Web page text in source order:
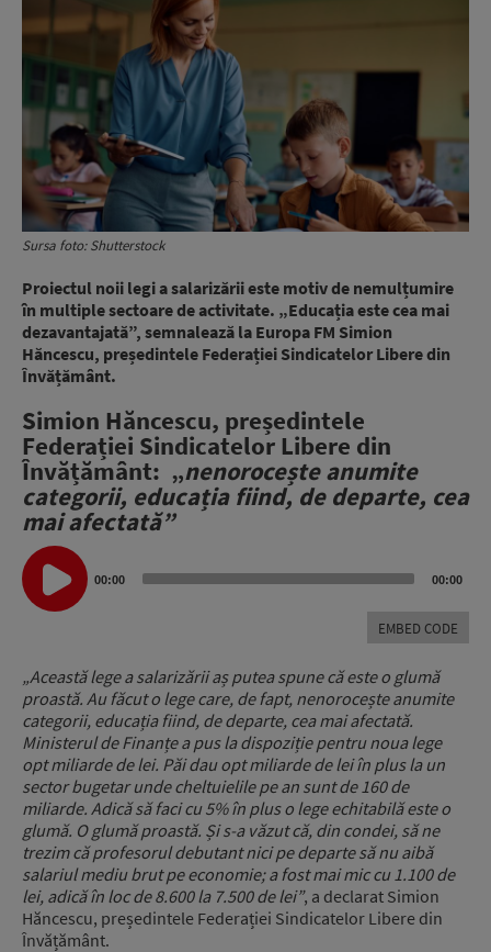
Sursa foto: Shutterstock
Proiectul noii legi a salarizării este motiv de nemulțumire
în multiple sectoare de activitate. „Educația este cea mai
dezavantajată”, semnalează la Europa FM Simion
Hăncescu, președintele Federației Sindicatelor Libere din
Învățământ.
Simion Hăncescu, președintele
Federației Sindicatelor Libere din
Învățământ: „nenorocește anumite
categorii, educația fiind, de departe, cea
mai afectată”
Audio
Player
00:00 00:00
EMBED CODE
„Această lege a salarizării aș putea spune că este o glumă
proastă. Au făcut o lege care, de fapt, nenorocește anumite
categorii, educația fiind, de departe, cea mai afectată.
Ministerul de Finanțe a pus la dispoziție pentru noua lege
opt miliarde de lei. Păi dau opt miliarde de lei în plus la un
sector bugetar unde cheltuielile pe an sunt de 160 de
miliarde. Adică să faci cu 5% în plus o lege echitabilă este o
glumă. O glumă proastă. Și s-a văzut că, din condei, să ne
trezim că profesorul debutant nici pe departe să nu aibă
salariul mediu brut pe economie; a fost mai mic cu 1.100 de
lei, adică în loc de 8.600 la 7.500 de lei”, a declarat Simion
Hăncescu, președintele Federației Sindicatelor Libere din
Învățământ.